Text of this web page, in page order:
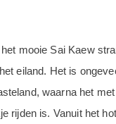
mooie Sai Kaew
eiland. Het is
waarna het
rijden is. Vanuit het